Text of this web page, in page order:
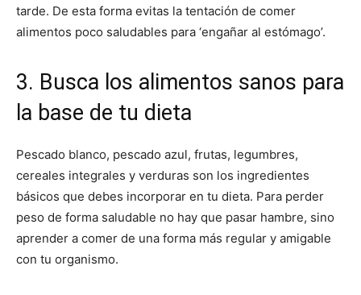
tarde. De esta forma evitas la tentación de comer
alimentos poco saludables para ‘engañar al estómago’.
3. Busca los alimentos sanos para
la base de tu dieta
Pescado blanco, pescado azul, frutas, legumbres,
cereales integrales y verduras son los ingredientes
básicos que debes incorporar en tu dieta. Para perder
peso de forma saludable no hay que pasar hambre, sino
aprender a comer de una forma más regular y amigable
con tu organismo.